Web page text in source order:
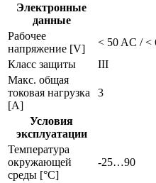
Электронные
данные
Рабочее
напряжение [V]
< 50 AC / <
Класс защиты
III
Макс. общая
токовая нагрузка
[A]
3
Условия
эксплуатации
Температура
окружающей
среды [°C]
-25…90